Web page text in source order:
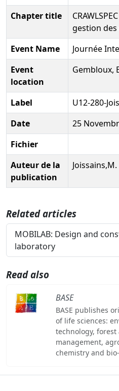
Chapter title
gestion
Event Name
Journée
Event
location
Gembloux,
Label
U12-280-
Date
25
Fichier
Auteur de la
publication
Joissains,M.
Related articles
MOBILAB: Design and
laboratory
Read also
BASE
BASE publishes
of life sciences:
technology,
management,
chemistry and